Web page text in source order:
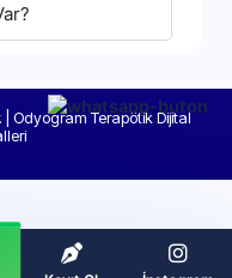
| Odyogram Terapötik Dijital